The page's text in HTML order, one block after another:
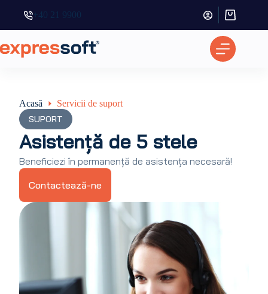
+40 21 9900
Coș
de
Acasă Servicii de suport
SUPORT
Asistență de 5 stele
Beneficiezi în permanență de asistența necesară!
Contactează-ne